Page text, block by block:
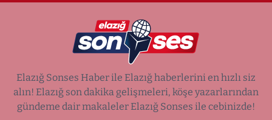
Elazığ Sonses Haber ile Elazığ haberlerini en hızlı siz
alın! Elazığ son dakika gelişmeleri, köşe yazarlarından
gündeme dair makaleler Elazığ Sonses ile cebinizde!